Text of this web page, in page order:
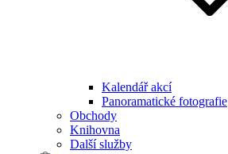
Kalendář akcí
Panoramatické fotografie
Obchody
Knihovna
Další služby